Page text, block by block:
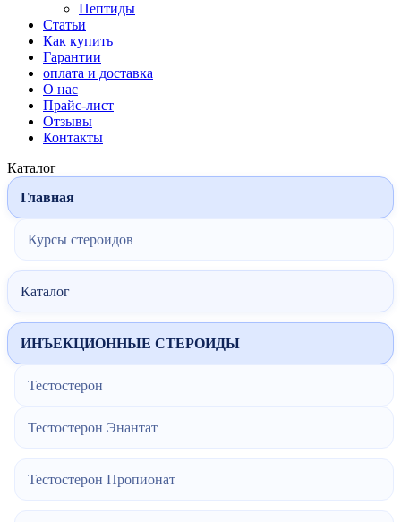
Пептиды
Статьи
Как купить
Гарантии
оплата и доставка
О нас
Прайс-лист
Отзывы
Контакты
Каталог
Главная
Курсы стероидов
Каталог
ИНЪЕКЦИОННЫЕ СТЕРОИДЫ
Тестостерон
Тестостерон Энантат
Тестостерон Пропионат